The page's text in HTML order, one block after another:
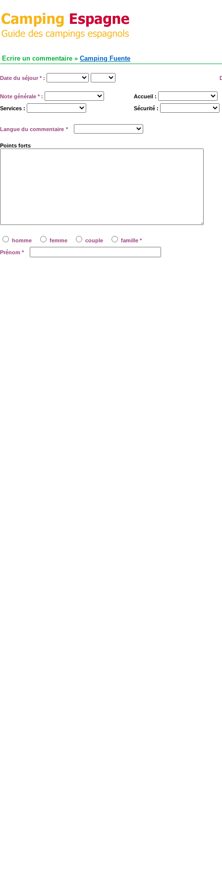
Ecrire un commentaire » Camping Fuente
Date du séjour * :
Note générale * :
Accueil :
Services :
Sécurité :
Langue du commentaire *
Points forts
homme femme couple
famille *
Prénom *